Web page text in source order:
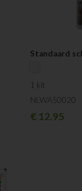
Standaard
1 kit
NLWA50020
€12.95